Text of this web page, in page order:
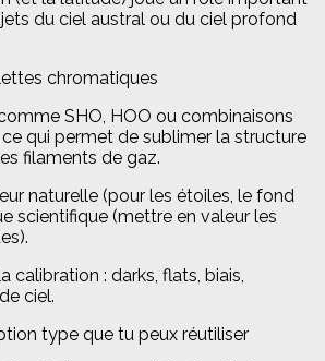
du ciel austral ou du ciel profond
chromatiques
SHO, HOO ou combinaisons
qui permet de sublimer la structure
filaments de gaz.
naturelle (pour les étoiles, le fond
scientifique (mettre en valeur les
calibration : darks, flats, biais,
ciel.
type que tu peux réutiliser